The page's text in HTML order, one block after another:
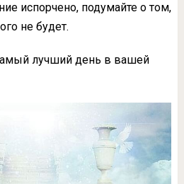
испорчено, подумайте о том,
не будет.
лучший день в вашей